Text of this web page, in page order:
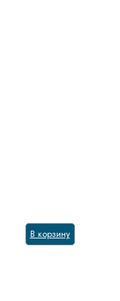
В корзину